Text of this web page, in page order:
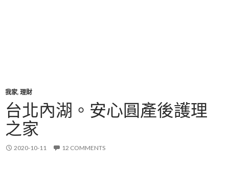
我家, 理財
台北內湖。安心圓產後護理
之家
2020-10-11 12 COMMENTS